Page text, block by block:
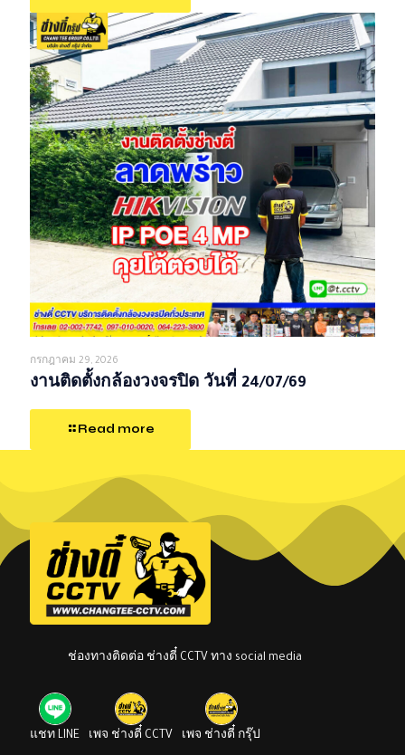
กรกฎาคม 29, 2026
งานติดตั้งกล้องวงจรปิด วันที่ 24/07/69
Read more
ช่องทางติดต่อ ช่างตี๋ CCTV ทาง social media
แชท LINE เพจ ช่างตี๋ CCTV เพจ ช่างตี๋ กรุ๊ป